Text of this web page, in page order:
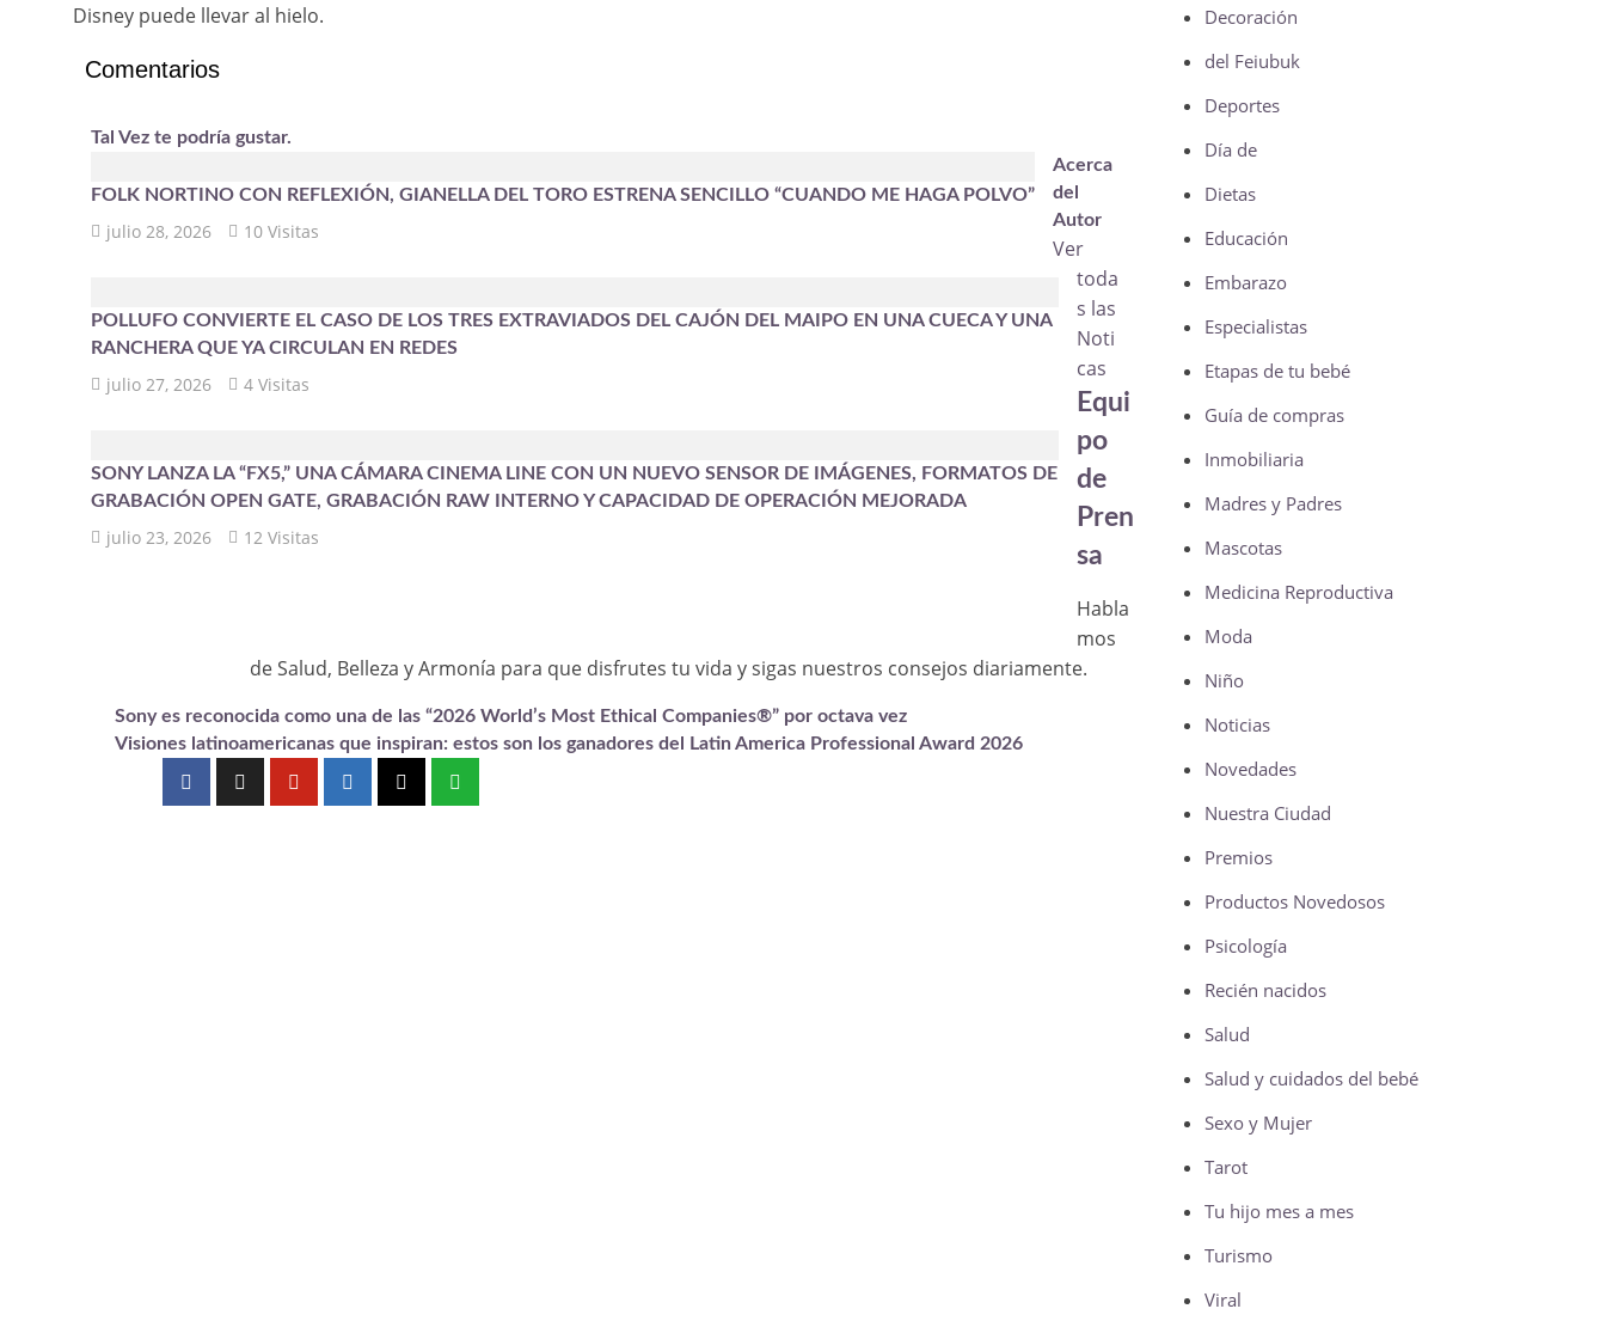
Disney puede llevar al hielo.
Comentarios
Tal Vez te podría gustar.
FOLK NORTINO CON REFLEXIÓN, GIANELLA DEL TORO ESTRENA SENCILLO “CUANDO ME HAGA POLVO”
julio 28, 2026 10 Visitas
POLLUFO CONVIERTE EL CASO DE LOS TRES EXTRAVIADOS DEL CAJÓN DEL MAIPO EN UNA CUECA Y UNA
RANCHERA QUE YA CIRCULAN EN REDES
julio 27, 2026 4 Visitas
SONY LANZA LA “FX5,” UNA CÁMARA CINEMA LINE CON UN NUEVO SENSOR DE IMÁGENES, FORMATOS DE
GRABACIÓN OPEN GATE, GRABACIÓN RAW INTERNO Y CAPACIDAD DE OPERACIÓN MEJORADA
julio 23, 2026 12 Visitas
Acerca
del
Autor
Ver
toda
s las
Noti
cas
Equi
po
de
Pren
sa
Habla
mos
de Salud, Belleza y Armonía para que disfrutes tu vida y sigas nuestros consejos diariamente.
Sony es reconocida como una de las “2026 World’s Most Ethical Companies®” por octava vez
Visiones latinoamericanas que inspiran: estos son los ganadores del Latin America Professional Award 2026
Decoración
del Feiubuk
Deportes
Día de
Dietas
Educación
Embarazo
Especialistas
Etapas de tu bebé
Guía de compras
Inmobiliaria
Madres y Padres
Mascotas
Medicina Reproductiva
Moda
Niño
Noticias
Novedades
Nuestra Ciudad
Premios
Productos Novedosos
Psicología
Recién nacidos
Salud
Salud y cuidados del bebé
Sexo y Mujer
Tarot
Tu hijo mes a mes
Turismo
Viral